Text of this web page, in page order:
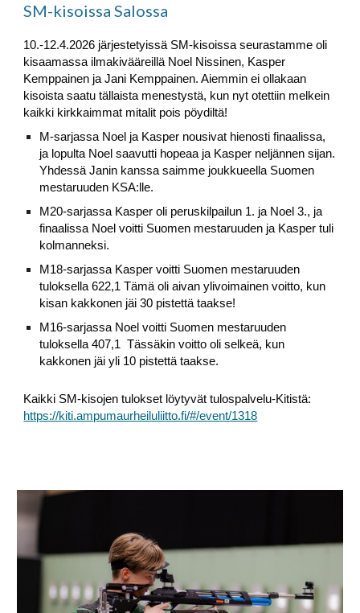
SM-kisoissa Salossa
10.-12.4.2026 järjestetyissä SM-kisoissa seurastamme oli
kisaamassa ilmakivääreillä Noel Nissinen, Kasper
Kemppainen ja Jani Kemppainen. Aiemmin ei ollakaan
kisoista saatu tällaista menestystä, kun nyt otettiin melkein
kaikki kirkkaimmat mitalit pois pöydiltä!
M-sarjassa Noel ja Kasper nousivat hienosti finaalissa,
ja lopulta Noel saavutti hopeaa ja Kasper neljännen sijan.
Yhdessä Janin kanssa saimme joukkueella Suomen
mestaruuden KSA:lle.
M20-sarjassa Kasper oli peruskilpailun 1. ja Noel 3., ja
finaalissa Noel voitti Suomen mestaruuden ja Kasper tuli
kolmanneksi.
M18-sarjassa Kasper voitti Suomen mestaruuden
tuloksella 622,1 Tämä oli aivan ylivoimainen voitto, kun
kisan kakkonen jäi 30 pistettä taakse!
M16-sarjassa Noel voitti Suomen mestaruuden
tuloksella 407,1 Tässäkin voitto oli selkeä, kun
kakkonen jäi yli 10 pistettä taakse.
Kaikki SM-kisojen tulokset löytyvät tulospalvelu-Kitistä:
https://kiti.ampumaurheiluliitto.fi/#/event/1318